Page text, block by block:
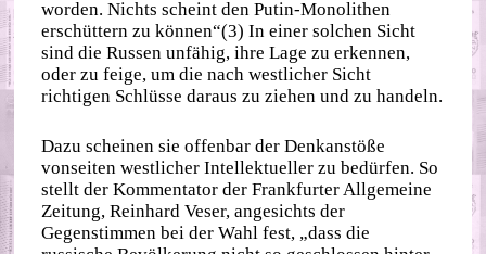
worden. Nichts scheint den Putin-Monolithen
erschüttern zu können“(3) In einer solchen Sicht
sind die Russen unfähig, ihre Lage zu erkennen,
oder zu feige, um die nach westlicher Sicht
richtigen Schlüsse daraus zu ziehen und zu handeln.
Dazu scheinen sie offenbar der Denkanstöße
vonseiten westlicher Intellektueller zu bedürfen. So
stellt der Kommentator der Frankfurter Allgemeine
Zeitung, Reinhard Veser, angesichts der
Gegenstimmen bei der Wahl fest, „dass die